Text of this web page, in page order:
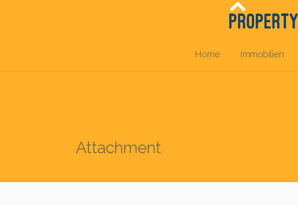
Home Immobilien
Attachment